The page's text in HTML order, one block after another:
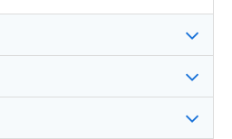
appelle sa « malédiction »
de Frank Black). En
ses désirs. Installé à Seattle
et sa fille Jordan dans une
Black continue néanmoins
consultant auprès du groupe